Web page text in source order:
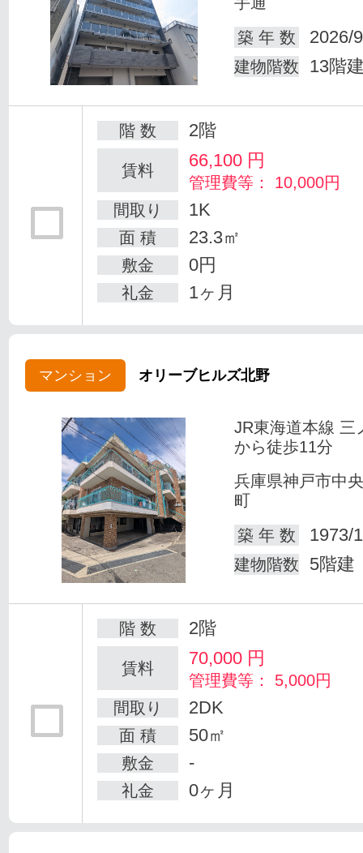
築 年 数
2026/
建物階数 13階
階 数 2階
賃料 66,100 円
管理費等： 10,000円
間取り
1K
面 積 23.3㎡
敷金 0円
礼金 1ヶ月
マンション オリーブヒルズ北野
JR東海道本線 三
から徒歩11分
兵庫県神戸市中
町
築 年 数
1973/
建物階数 5階建
階 数 2階
賃料 70,000 円
管理費等： 5,000円
間取り
2DK
面 積 50㎡
敷金 -
礼金 0ヶ月